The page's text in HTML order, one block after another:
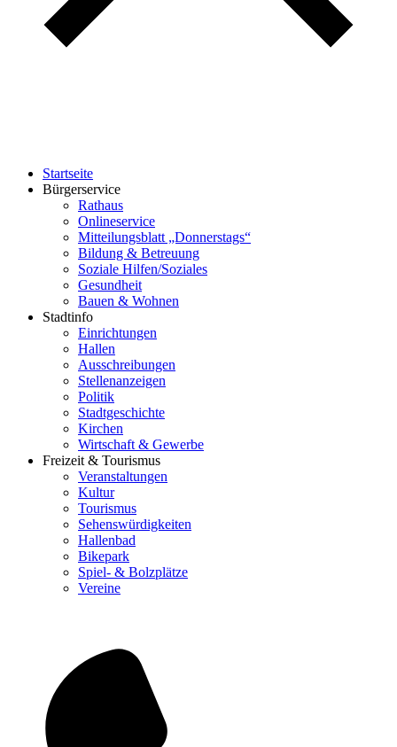
Startseite
Bürgerservice
Rathaus
Onlineservice
Mitteilungsblatt „Donnerstags“
Bildung & Betreuung
Soziale Hilfen/Soziales
Gesundheit
Bauen & Wohnen
Stadtinfo
Einrichtungen
Hallen
Ausschreibungen
Stellenanzeigen
Politik
Stadtgeschichte
Kirchen
Wirtschaft & Gewerbe
Freizeit & Tourismus
Veranstaltungen
Kultur
Tourismus
Sehenswürdigkeiten
Hallenbad
Bikepark
Spiel- & Bolzplätze
Vereine